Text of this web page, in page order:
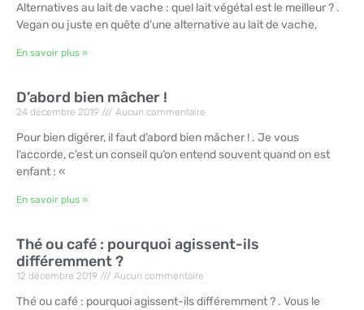
Alternatives au lait de vache : quel lait végétal est le meilleur ? .
Vegan ou juste en quête d’une alternative au lait de vache,
En savoir plus »
D’abord bien mâcher !
24 décembre 2019 Aucun commentaire
Pour bien digérer, il faut d’abord bien mâcher ! . Je vous
l’accorde, c’est un conseil qu’on entend souvent quand on est
enfant : «
En savoir plus »
Thé ou café : pourquoi agissent-ils
différemment ?
12 décembre 2019 Aucun commentaire
Thé ou café : pourquoi agissent-ils différemment ? . Vous le